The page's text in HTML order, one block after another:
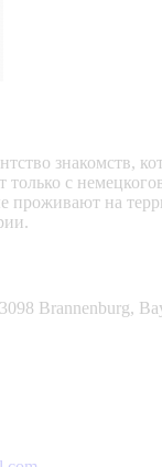
знакомств,
только с
проживают на
Brannenburg,